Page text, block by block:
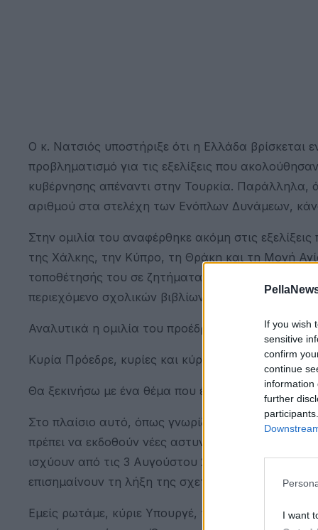
If you wish
sensitive
confirm
continue
information
further
I want
Ο κ. Νατσιός υποστήριξε ότι η Ελλάδα βρίσκεται
προβληματισμό για τις εξελίξεις που
κυβέρνησης απέναντι στην Τουρκία. Παράλληλα,
αριθμού στα στελέχη των Ενόπλων Δυνάμεων,
Στην ομιλία του αναφέρθηκε ακόμη στις
της Χάλκης, την Κύπρο, τη Θράκη και τη Μονή
τοποθέτησής του σε ζητήματα Παιδείας, με
περιεχόμενο σχολικών βιβλίων.
Αναλυτικά η ομιλία του προέδρου της ΝΙΚΗΣ κ.
Κυρία Πρόεδρε, κυρίες και κύριοι συνάδελφοι,
Θα ξεκινήσω με ένα θέμα που έχει σχέση με την
Στο πλαίσιο αυτό, όπως γνωρίζουμε, με τον νόμο
πρέπει να εκδοθούν νέες αστυνομικές
ισχύουν από τις 3 Αυγούστου 2026. Ήδη τα Γενικά
επισημαίνουν τη λήξη της σχετικής προθεσμίας.
Εμείς ρωτάμε, κύριε Υπουργέ, τα Επιτελεία και